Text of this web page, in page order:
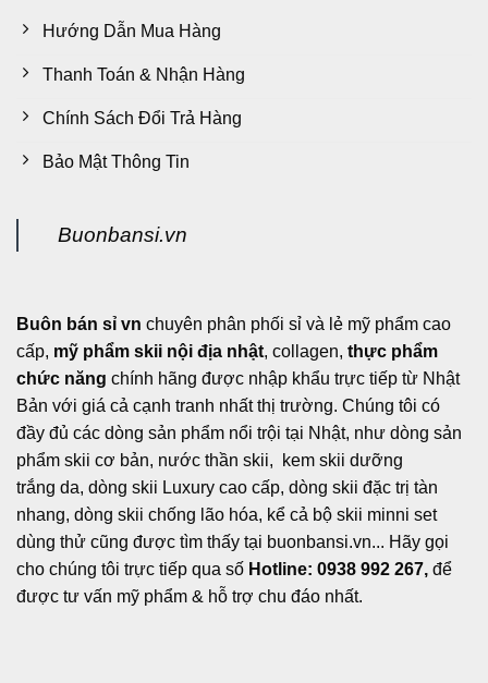
Hướng Dẫn Mua Hàng
Thanh Toán & Nhận Hàng
Chính Sách Đổi Trả Hàng
Bảo Mật Thông Tin
Buonbansi.vn
Buôn bán sỉ vn chuyên phân phối sỉ và lẻ mỹ phẩm cao
cấp, mỹ phẩm skii nội địa nhật, collagen, thực phẩm
chức năng chính hãng được nhập khẩu trực tiếp từ Nhật
Bản với giá cả cạnh tranh nhất thị trường. Chúng tôi có
đầy đủ các dòng sản phẩm nổi trội tại Nhật, như dòng sản
phẩm skii cơ bản, nước thần skii, kem skii dưỡng
trắng da, dòng skii Luxury cao cấp, dòng skii đặc trị tàn
nhang, dòng skii chống lão hóa, kể cả bộ skii minni set
dùng thử cũng được tìm thấy tại buonbansi.vn... Hãy gọi
cho chúng tôi trực tiếp qua số Hotline: 0938 992 267, để
được tư vấn mỹ phẩm & hỗ trợ chu đáo nhất.